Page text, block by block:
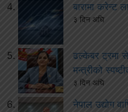
बारामा करेन्ट
३ दिन अघि
ढल्केबर ट्रमा
मन्त्रीको
३ दिन अघि
नेपाल उद्योग